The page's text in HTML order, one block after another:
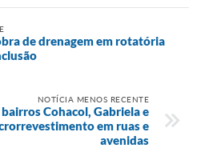
de drenagem em rotatória
NOTÍCIA MENOS RECENTE
Cohacol, Gabriela e
em ruas e
avenidas